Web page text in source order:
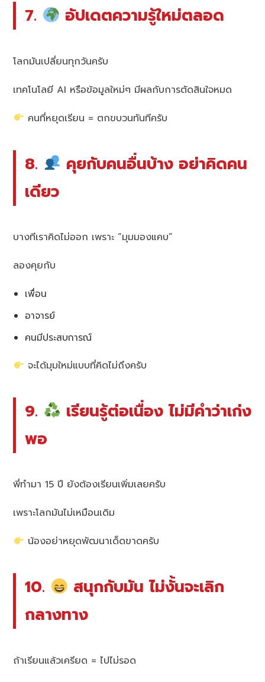
7. อัปเดตความรู้ใหม่ตลอด
โลกมันเปลี่ยนทุกวันครับ
เทคโนโลยี AI หรือข้อมูลใหม่ๆ มีผลกับการตัดสินใจหมด
คนที่หยุดเรียน = ตกขบวนทันทีครับ
8.
คุยกับคนอื่นบ้าง อย่าคิดคน
เดียว
บางทีเราคิดไม่ออก เพราะ “มุมมองแคบ”
ลองคุยกับ
เพื่อน
อาจารย์
คนมีประสบการณ์
จะได้มุมใหม่แบบที่คิดไม่ถึงครับ
9.
เรียนรู้ต่อเนื่อง ไม่มีคำว่าเก่ง
พอ
พี่ทำมา 15 ปี ยังต้องเรียนเพิ่มเลยครับ
เพราะโลกมันไม่เหมือนเดิม
น้องอย่าหยุดพัฒนาเด็ดขาดครับ
10.
สนุกกับมัน ไม่งั้นจะเลิก
กลางทาง
ถ้าเรียนแล้วเครียด = ไปไม่รอด